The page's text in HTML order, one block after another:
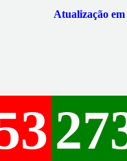
Atualização